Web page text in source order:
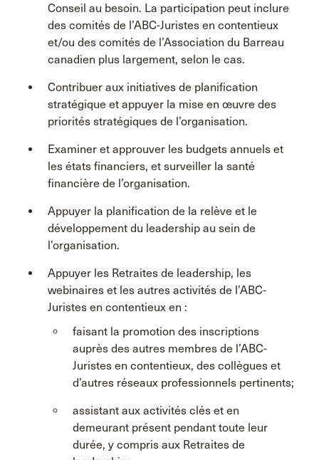
Conseil au besoin. La participation peut inclure
des comités de l’ABC-Juristes en contentieux
et/ou des comités de l’Association du Barreau
canadien plus largement, selon le cas.
Contribuer aux initiatives de planification
stratégique et appuyer la mise en œuvre des
priorités stratégiques de l’organisation.
Examiner et approuver les budgets annuels et
les états financiers, et surveiller la santé
financière de l’organisation.
Appuyer la planification de la relève et le
développement du leadership au sein de
l’organisation.
Appuyer les Retraites de leadership, les
webinaires et les autres activités de l’ABC-
Juristes en contentieux en :
faisant la promotion des inscriptions
auprès des autres membres de l’ABC-
Juristes en contentieux, des collègues et
d’autres réseaux professionnels pertinents;
assistant aux activités clés et en
demeurant présent pendant toute leur
durée, y compris aux Retraites de